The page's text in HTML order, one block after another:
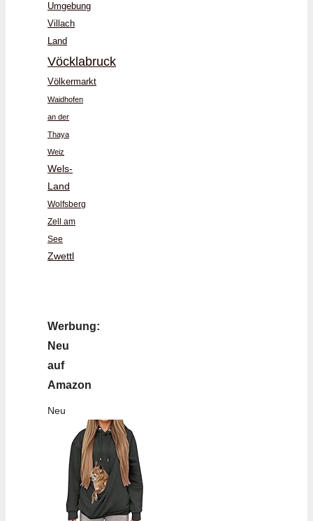
Umgebung
Villach
Land
Vöcklabruck
Völkermarkt
Waidhofen
an der
Thaya
Weiz
Wels-
Land
Wolfsberg
Zell am
See
Zwettl
Werbung:
Neu
auf
Amazon
Neu